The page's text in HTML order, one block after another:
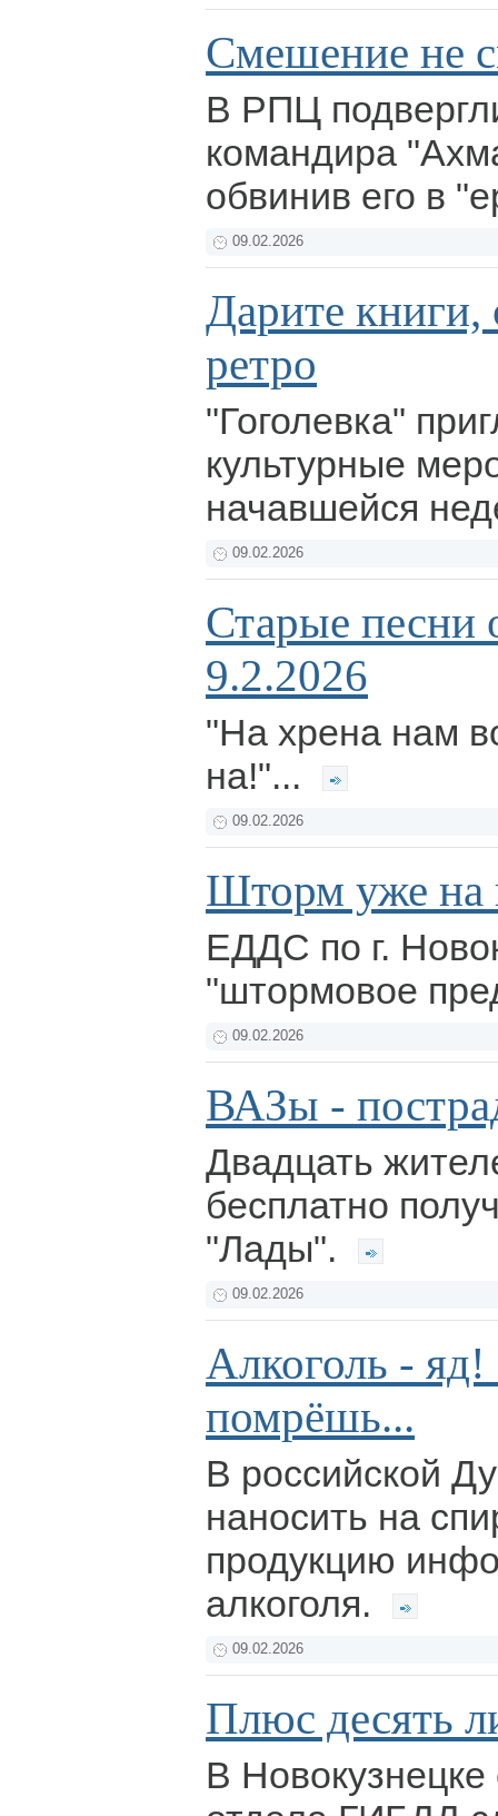
Смешение не
В РПЦ
командира
обвинив его в
09.02.2026
Дарите книги,
ретро
"Гоголевка"
культурные
начавшейся
09.02.2026
Старые песни
9.2.2026
"На хрена нам
на!"...
09.02.2026
Шторм уже на
ЕДДС по г.
"штормовое
09.02.2026
ВАЗы -
Двадцать
бесплатно
"Лады".
09.02.2026
Алкоголь -
помрёшь...
В российской
наносить на
продукцию
алкоголя.
09.02.2026
Плюс десять
В Новокузнецке